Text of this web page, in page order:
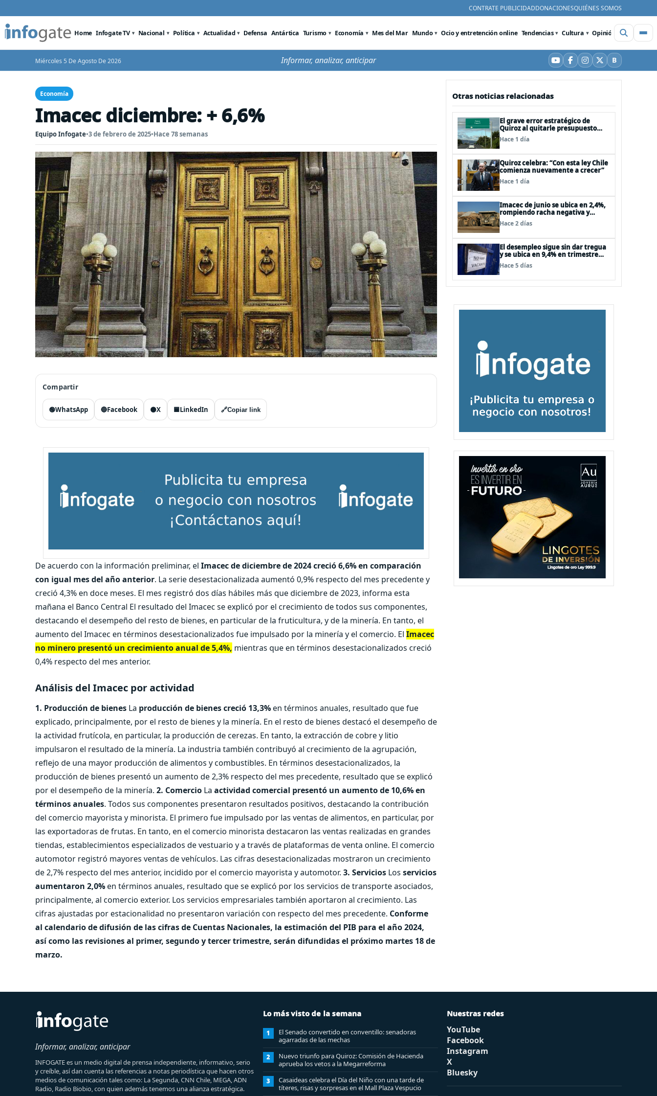
CONTRATE PUBLICIDADDONACIONESQUIÉNES SOMOS
Home Infogate TV Nacional Política Actualidad Defensa Antártica Turismo Economía Mes del Mar Mundo Ocio y entretención online Tendencias Cultura Opinión Videos
Miércoles 5 De Agosto De 2026 Informar, analizar, anticipar YouTube
Facebook
Instagram
X BBluesky
Economía
Imacec diciembre: + 6,6%
Equipo Infogate•3 de febrero de 2025•Hace 78 semanas
Compartir
🟢WhatsApp 🔵Facebook ⚫X 🟦LinkedIn 🔗Copiar link
De acuerdo con la información preliminar, el Imacec de diciembre de 2024 creció 6,6% en comparación
con igual mes del año anterior. La serie desestacionalizada aumentó 0,9% respecto del mes precedente y
creció 4,3% en doce meses. El mes registró dos días hábiles más que diciembre de 2023, informa esta
mañana el Banco Central El resultado del Imacec se explicó por el crecimiento de todos sus componentes,
destacando el desempeño del resto de bienes, en particular de la fruticultura, y de la minería. En tanto, el
aumento del Imacec en términos desestacionalizados fue impulsado por la minería y el comercio. El Imacec
no minero presentó un crecimiento anual de 5,4%, mientras que en términos desestacionalizados creció
0,4% respecto del mes anterior.
Análisis del Imacec por actividad
1. Producción de bienes La producción de bienes creció 13,3%en términos anuales, resultado que fue
explicado, principalmente, por el resto de bienes y la minería. En el resto de bienes destacó el desempeño de
la actividad frutícola, en particular, la producción de cerezas. En tanto, la extracción de cobre y litio
impulsaron el resultado de la minería. La industria también contribuyó al crecimiento de la agrupación,
reflejo de una mayor producción de alimentos y combustibles. En términos desestacionalizados, la
producción de bienes presentó un aumento de 2,3% respecto del mes precedente, resultado que se explicó
por el desempeño de la minería. 2. Comercio La actividad comercial presentó un aumento de 10,6% en
términos anuales. Todos sus componentes presentaron resultados positivos, destacando la contribución
del comercio mayorista y minorista. El primero fue impulsado por las ventas de alimentos, en particular, por
las exportadoras de frutas. En tanto, en el comercio minorista destacaron las ventas realizadas en grandes
tiendas, establecimientos especializados de vestuario y a través de plataformas de venta online. El comercio
automotor registró mayores ventas de vehículos. Las cifras desestacionalizadas mostraron un crecimiento
de 2,7% respecto del mes anterior, incidido por el comercio mayorista y automotor. 3. Servicios Los servicios
aumentaron 2,0%en términos anuales, resultado que se explicó por los servicios de transporte asociados,
principalmente, al comercio exterior. Los servicios empresariales también aportaron al crecimiento. Las
cifras ajustadas por estacionalidad no presentaron variación con respecto del mes precedente. Conforme
al calendario de difusión de las cifras de Cuentas Nacionales, la estimación del PIB para el año 2024,
así como las revisiones al primer, segundo y tercer trimestre, serán difundidas el próximo martes 18 de
marzo.
Otras noticias relacionadas
El grave error estratégico de
Quiroz al quitarle presupuesto
para infraestructura vial del
Biobío
Hace 1 día
Quiroz celebra: “Con esta ley Chile
comienza nuevamente a crecer”
Hace 1 día
Imacec de junio se ubica en 2,4%,
rompiendo racha negativa y
supera las expectativas
Hace 2 días
El desempleo sigue sin dar tregua
y se ubica en 9,4% en trimestre
abril-junio
Hace 5 días
Informar, analizar, anticipar
INFOGATE es un medio digital de prensa independiente, informativo, serio
y creíble, así dan cuenta las referencias a notas periodística que hacen otros
medios de comunicación tales como: La Segunda, CNN Chile, MEGA, ADN
Radio, Radio Biobio, con quien además tenemos una alianza estratégica.
Lo más visto de la semana
1
El Senado convertido en conventillo: senadoras
agarradas de las mechas
2
Nuevo triunfo para Quiroz: Comisión de Hacienda
aprueba los vetos a la Megarreforma
3
Casaideas celebra el Día del Niño con una tarde de
títeres, risas y sorpresas en el Mall Plaza Vespucio
Nuestras redes
YouTube
Facebook
Instagram
X
Bluesky